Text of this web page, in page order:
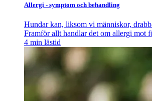
Allergi - symptom och behandling
Hundar kan, liksom vi människor,
Framför allt handlar det om allergi mot
4 min lästid